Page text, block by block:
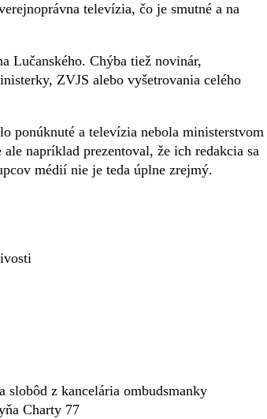
televízia, čo je smutné a na
Lučanského. Chýba tiež novinár,
ZVJS alebo vyšetrovania celého
ponúknuté a televízia nebola ministerstvom
napríklad prezentoval, že ich redakcia sa
médií nie je teda úplne zrejmý.
slobôd z kancelária ombudsmanky
Charty 77